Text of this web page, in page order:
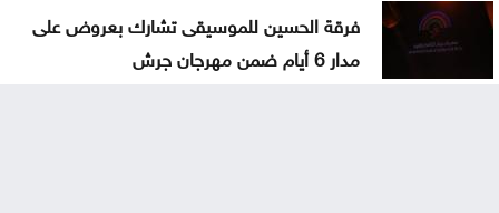
فرقة الحسين للموسيقى تشارك بعروض على
مدار 6 أيام ضمن مهرجان جرش